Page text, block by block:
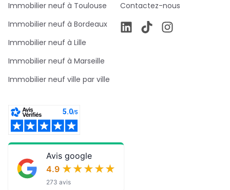
Immobilier neuf à Toulouse
Immobilier neuf à Bordeaux
Immobilier neuf à Lille
Immobilier neuf à Marseille
Immobilier neuf ville par ville
Contactez-nous
Avis google
4.9 ★★★★★
★★★★★
273 avis